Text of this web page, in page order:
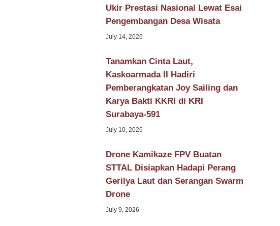
Ukir Prestasi Nasional Lewat Esai
Pengembangan Desa Wisata
July 14, 2026
Tanamkan Cinta Laut,
Kaskoarmada II Hadiri
Pemberangkatan Joy Sailing dan
Karya Bakti KKRI di KRI
Surabaya-591
July 10, 2026
Drone Kamikaze FPV Buatan
STTAL Disiapkan Hadapi Perang
Gerilya Laut dan Serangan Swarm
Drone
July 9, 2026